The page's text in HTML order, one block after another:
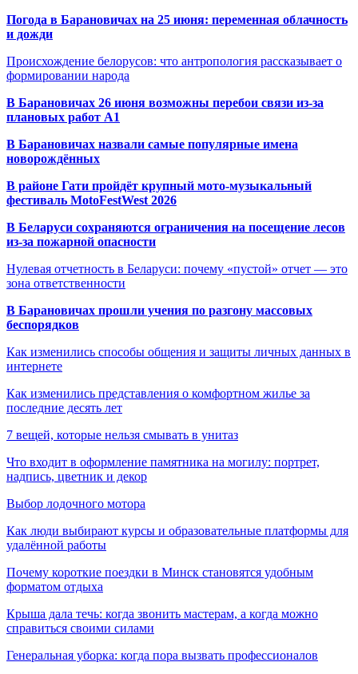
Погода в Барановичах на 25 июня: переменная облачность
и дожди
Происхождение белорусов: что антропология рассказывает о
формировании народа
В Барановичах 26 июня возможны перебои связи из-за
плановых работ A1
В Барановичах назвали самые популярные имена
новорождённых
В районе Гати пройдёт крупный мото-музыкальный
фестиваль MotoFestWest 2026
В Беларуси сохраняются ограничения на посещение лесов
из-за пожарной опасности
Нулевая отчетность в Беларуси: почему «пустой» отчет — это
зона ответственности
В Барановичах прошли учения по разгону массовых
беспорядков
Как изменились способы общения и защиты личных данных в
интернете
Как изменились представления о комфортном жилье за
последние десять лет
7 вещей, которые нельзя смывать в унитаз
Что входит в оформление памятника на могилу: портрет,
надпись, цветник и декор
Выбор лодочного мотора
Как люди выбирают курсы и образовательные платформы для
удалённой работы
Почему короткие поездки в Минск становятся удобным
форматом отдыха
Крыша дала течь: когда звонить мастерам, а когда можно
справиться своими силами
Генеральная уборка: когда пора вызвать профессионалов